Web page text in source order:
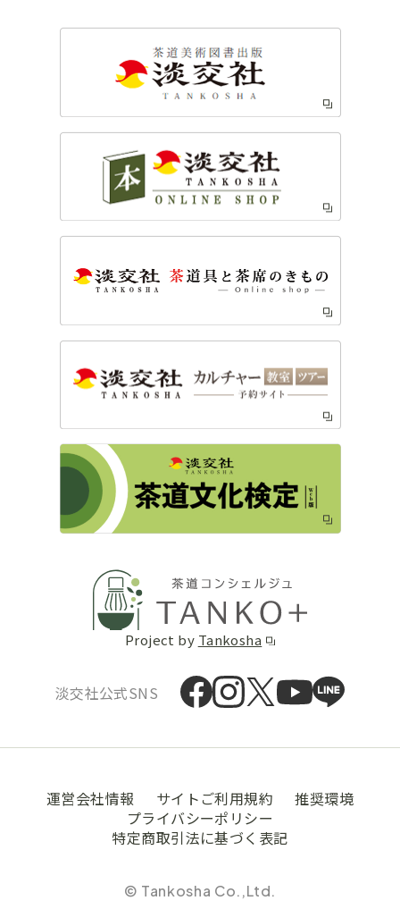
Project by Tankosha
淡交社公式SNS
運営会社情報 サイトご利用規約
推奨環境
プライバシーポリシー
特定商取引法に基づく表記
© Tankosha Co.,Ltd.